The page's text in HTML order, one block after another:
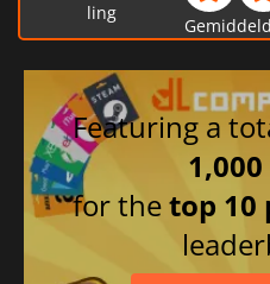
Italiaans
Pools
Spaans
ling
Featuring a
1,000
for thetop 10